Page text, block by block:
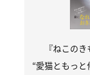
『ねこの
“愛猫ともっ